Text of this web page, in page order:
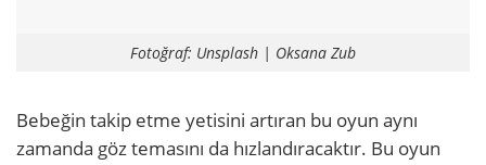
Fotoğraf: Unsplash | Oksana Zub
Bebeğin takip etme yetisini artıran bu oyun aynı
zamanda göz temasını da hızlandıracaktır. Bu oyun